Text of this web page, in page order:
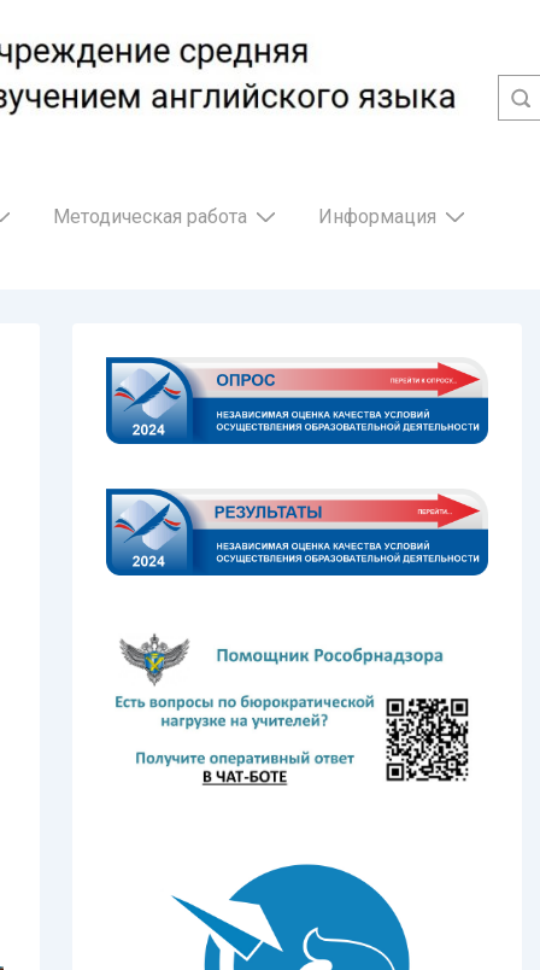
Методическая работа Информация